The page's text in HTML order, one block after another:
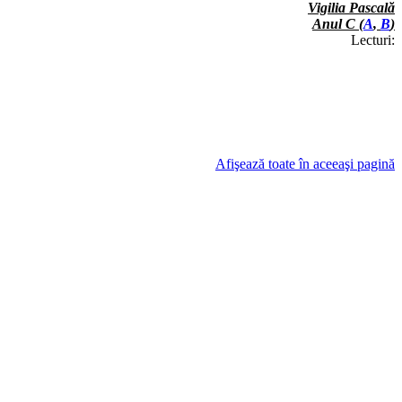
Vigilia Pascală
Anul C (A, B)
Lecturi:
Afişează toate în aceeaşi pagină